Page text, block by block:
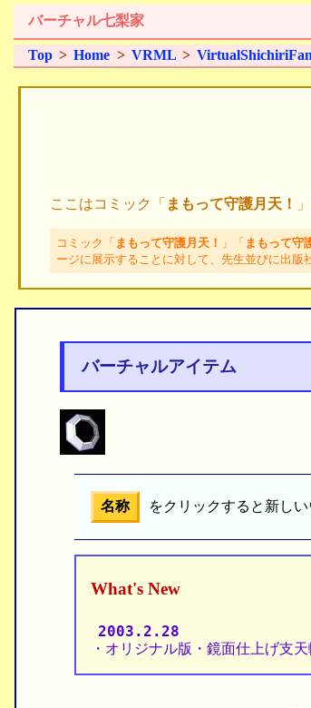
バーチャル七梨家
Top >Home > VRML>
ここはコミック「 まもって守護月天！
コミック「 まもって守護月天！ 」「 まもって守
ージに展示することに対して、先生並びに出
バーチャルアイテム
名称 をクリックすると新し
What's New
2003.2.28
・オリジナル版・鏡面仕上げ支